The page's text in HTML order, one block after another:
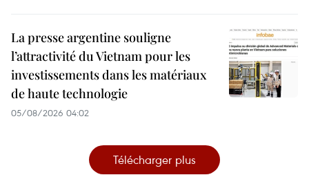
La presse argentine souligne
l’attractivité du Vietnam pour les
investissements dans les matériaux
de haute technologie
05/08/2026 04:02
Télécharger plus